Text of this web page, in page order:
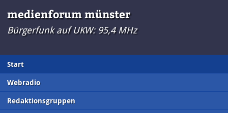
medienforum münster
Bürgerfunk auf UKW: 95,4 MHz
Start
Webradio
Redaktionsgruppen